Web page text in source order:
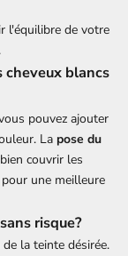
l'équilibre de votre
cheveux blancs
pouvez ajouter
La pose du
couvrir les
une meilleure
risque?
la teinte désirée.